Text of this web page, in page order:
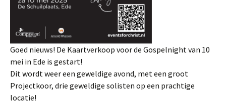
Goed nieuws! De Kaartverkoop voor de Gospelnight van 10
mei in Ede is gestart!
Dit wordt weer een geweldige avond, met een groot
Projectkoor, drie geweldige solisten op een prachtige
locatie!